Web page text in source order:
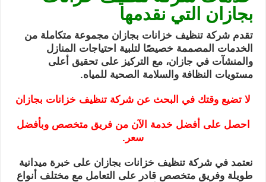
بجازان التي نقدمها
تقدم شركة تنظيف خزانات بجازان مجموعة متكاملة من
الخدمات المصممة خصيصًا لتلبية احتياجات المنازل
والمنشآت في جازان، مع التركيز على تحقيق أعلى
مستويات النظافة والسلامة الصحية للمياه.
لا تضيع وقتك في البحث عن شركة تنظيف خزانات بجازان
احصل على أفضل خدمة الآن من فريق متخصص وبأفضل
سعر.
نعتمد في شركة تنظيف خزانات بجازان على خبرة ميدانية
طويلة وفريق متخصص قادر على التعامل مع مختلف أنواع